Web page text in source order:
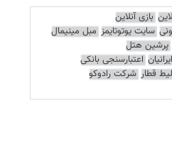
بازی آنلاین
سایت یوتوتایمز مبل مینیمال
پرشین هتل
اعتبارسنجی بانکی
قطار شرکت رادوکو